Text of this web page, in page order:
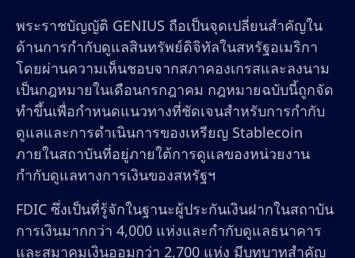
พระราชบัญญัติ GENIUS ถือเป็นจุดเปลี่ยนสำคัญใน
ด้านการกำกับดูแลสินทรัพย์ดิจิทัลในสหรัฐอเมริกา
โดยผ่านความเห็นชอบจากสภาคองเกรสและลงนาม
เป็นกฎหมายในเดือนกรกฎาคม กฎหมายฉบับนี้ถูกจัด
ทำขึ้นเพื่อกำหนดแนวทางที่ชัดเจนสำหรับการกำกับ
ดูแลและการดำเนินการของเหรียญ Stablecoin
ภายในสถาบันที่อยู่ภายใต้การดูแลของหน่วยงาน
กำกับดูแลทางการเงินของสหรัฐฯ
FDIC ซึ่งเป็นที่รู้จักในฐานะผู้ประกันเงินฝากในสถาบัน
การเงินมากกว่า 4,000 แห่งและกำกับดูแลธนาคาร
และสมาคมเงินออมกว่า 2,700 แห่ง มีบทบาทสำคัญ